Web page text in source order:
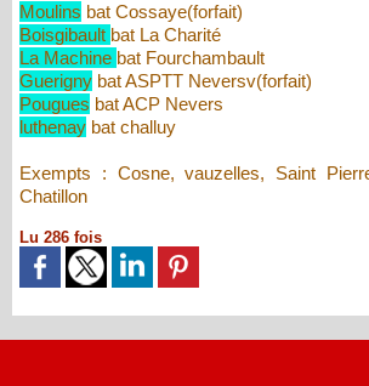
Moulins bat Cossaye(forfait)
Boisgibault bat La Charité
La Machine bat Fourchambault
Guerigny bat ASPTT Neversv(forfait)
Pougues bat ACP Nevers
luthenay bat challuy
Exempts : Cosne, vauzelles, Saint
Chatillon
Lu 286 fois